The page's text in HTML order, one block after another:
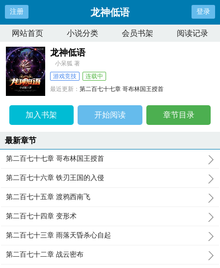
注册 龙神低语 登录
网站首页 小说分类 会员书架 阅读记录
龙神低语
小呆狐 著
游戏竞技
连载中
最近更新：第二百七十七章 哥布林国王授首
加入书架 开始阅读 章节目录
最新章节
第二百七十七章 哥布林国王授首
第二百七十六章 铁刃王国的入侵
第二百七十五章 渡鸦西南飞
第二百七十四章 变形术
第二百七十三章 雨落天昏杀心自起
第二百七十二章 战云密布